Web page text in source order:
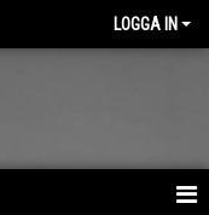
LOGGA IN